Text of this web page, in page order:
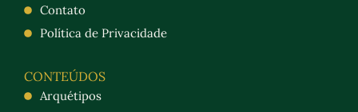
Contato
Política de Privacidade
CONTEÚDOS
Arquétipos